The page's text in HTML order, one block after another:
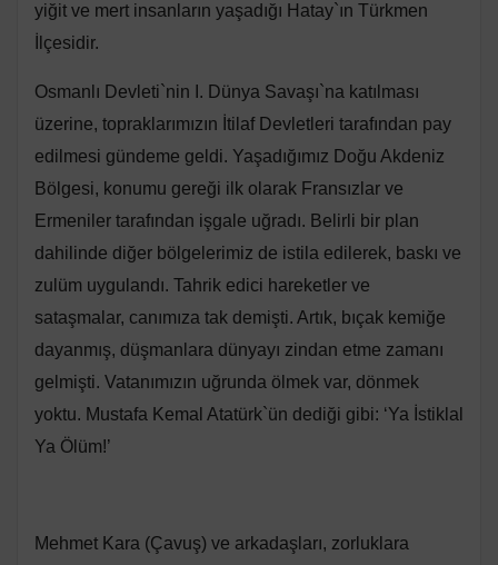
yiğit ve mert insanların yaşadığı Hatay`ın Türkmen
İlçesidir.
Osmanlı Devleti`nin I. Dünya Savaşı`na katılması
üzerine, topraklarımızın İtilaf Devletleri tarafından pay
edilmesi gündeme geldi. Yaşadığımız Doğu Akdeniz
Bölgesi, konumu gereği ilk olarak Fransızlar ve
Ermeniler tarafından işgale uğradı. Belirli bir plan
dahilinde diğer bölgelerimiz de istila edilerek, baskı ve
zulüm uygulandı. Tahrik edici hareketler ve
sataşmalar, canımıza tak demişti. Artık, bıçak kemiğe
dayanmış, düşmanlara dünyayı zindan etme zamanı
gelmişti. Vatanımızın uğrunda ölmek var, dönmek
yoktu. Mustafa Kemal Atatürk`ün dediği gibi: ‘Ya İstiklal
Ya Ölüm!’
Mehmet Kara (Çavuş) ve arkadaşları, zorluklara